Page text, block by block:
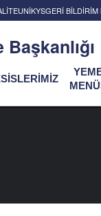
UNİKYSGERİ BİLDİRİM